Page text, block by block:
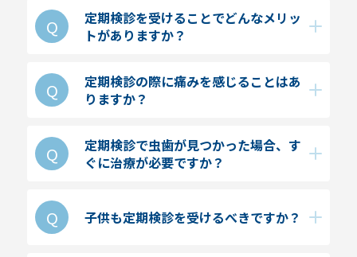
などの予防処置も行います。
定期検診を受けることでどんなメリッ
トがありますか？
定期検診を受けることで、虫歯や歯周病の早
期発見・早期治療が可能となり、重症化を防
つことで、全身の健康維持にもつながりま
す。
定期検診の際に痛みを感じることはあ
りますか？
通常の定期検診では痛みを感じることはほと
んどありません。ただし、歯石の除去やクリ
りますが、歯科医師が丁寧に対応します。
定期検診で虫歯が見つかった場合、す
ぐに治療が必要ですか？
虫歯が見つかった場合、進行度に応じて適切
子供も定期検診を受けるべきですか？
要です。乳歯や永久歯の健康を保つために、